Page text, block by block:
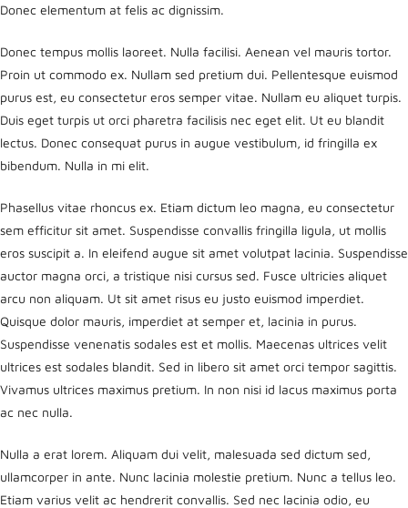
Donec elementum at felis ac dignissim.
Donec tempus mollis laoreet. Nulla facilisi. Aenean vel mauris tortor.
Proin ut commodo ex. Nullam sed pretium dui. Pellentesque euismod
purus est, eu consectetur eros semper vitae. Nullam eu aliquet turpis.
Duis eget turpis ut orci pharetra facilisis nec eget elit. Ut eu blandit
lectus. Donec consequat purus in augue vestibulum, id fringilla ex
bibendum. Nulla in mi elit.
Phasellus vitae rhoncus ex. Etiam dictum leo magna, eu consectetur
sem efficitur sit amet. Suspendisse convallis fringilla ligula, ut mollis
eros suscipit a. In eleifend augue sit amet volutpat lacinia. Suspendisse
auctor magna orci, a tristique nisi cursus sed. Fusce ultricies aliquet
arcu non aliquam. Ut sit amet risus eu justo euismod imperdiet.
Quisque dolor mauris, imperdiet at semper et, lacinia in purus.
Suspendisse venenatis sodales est et mollis. Maecenas ultrices velit
ultrices est sodales blandit. Sed in libero sit amet orci tempor sagittis.
Vivamus ultrices maximus pretium. In non nisi id lacus maximus porta
ac nec nulla.
Nulla a erat lorem. Aliquam dui velit, malesuada sed dictum sed,
ullamcorper in ante. Nunc lacinia molestie pretium. Nunc a tellus leo.
Etiam varius velit ac hendrerit convallis. Sed nec lacinia odio, eu